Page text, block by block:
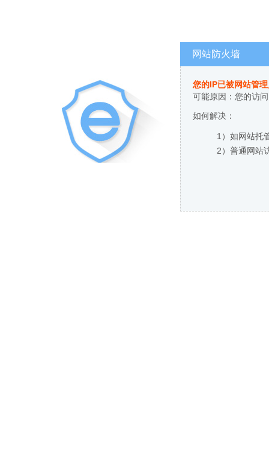
网站防火墙
您的IP已被网站管
可能原因：您的访
如何解决：
1）如网站托
2）普通网站